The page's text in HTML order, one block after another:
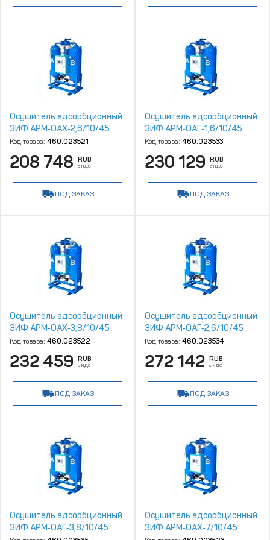
Осушитель адсорбционный
ЗИФ АРМ‑ОАХ‑2,6/10/45
Код товара: 460.023521
208 748 RUB
с НДС
ПОД ЗАКАЗ
Осушитель адсорбционный
ЗИФ АРМ‑ОАГ‑1,6/10/45
Код товара: 460.023533
230 129 RUB
с НДС
ПОД ЗАКАЗ
Осушитель адсорбционный
ЗИФ АРМ‑ОАХ‑3,8/10/45
Код товара: 460.023522
232 459 RUB
с НДС
ПОД ЗАКАЗ
Осушитель адсорбционный
ЗИФ АРМ‑ОАГ‑2,6/10/45
Код товара: 460.023534
272 142 RUB
с НДС
ПОД ЗАКАЗ
Осушитель адсорбционный
ЗИФ АРМ‑ОАГ‑3,8/10/45
Осушитель адсорбционный
ЗИФ АРМ‑ОАХ‑7/10/45